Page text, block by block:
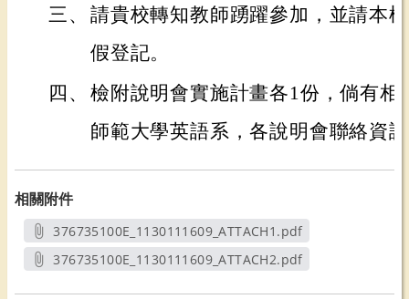
三、 請貴校轉知教師踴躍參加，並請本
假登記。
四、 檢附說明會實施計畫各1份，倘有相
師範大學英語系，各說明會聯絡資
相關附件
376735100E_1130111609_ATTACH1.pdf
另開新視窗
376735100E_1130111609_ATTACH2.pdf